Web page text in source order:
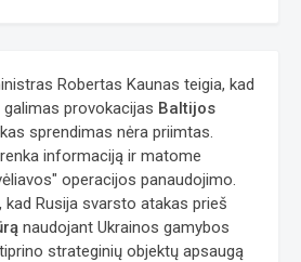
Robertas Kaunas teigia, kad
provokacijas Baltijos
sprendimas nėra priimtas.
renka informaciją ir matome
operacijos panaudojimo.
kad Rusija svarsto atakas prieš
naudojant Ukrainos gamybos
strateginių objektų apsaugą